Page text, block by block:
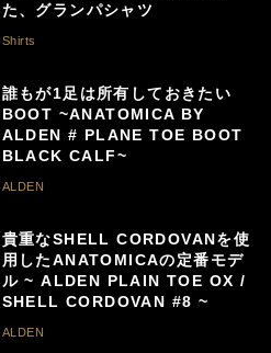
た、グランパシャツ
Shirts
誰もが1足は所有しておきたい
BOOT ~ANATOMICA BY
ALDEN # PLANE TOE BOOT
BLACK CALF~
ALDEN
貴重なSHELL CORDOVANを使
用したANATOMICAの定番モデ
ル ~ ALDEN PLAIN TOE OX /
SHELL CORDOVAN #8 ~
ALDEN